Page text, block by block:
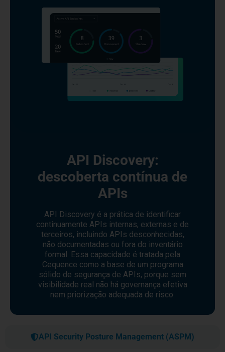
API Security Posture Management (ASPM)
API Discovery:
descoberta contínua de
APIs
API Discovery é a prática de identificar
continuamente APIs internas, externas e de
terceiros, incluindo APIs desconhecidas,
não documentadas ou fora do inventário
formal. Essa capacidade é tratada pela
Cequence como a base de um programa
sólido de segurança de APIs, porque sem
visibilidade real não há governança efetiva
nem priorização adequada de risco.